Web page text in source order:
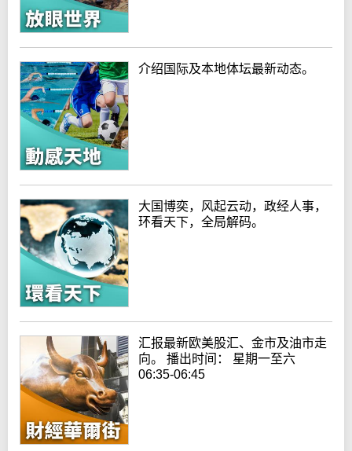
介绍国际及本地体坛最新动态。
大国博奕，风起云动，政经人事，
环看天下，全局解码。
汇报最新欧美股汇、金市及油市走
向。 播出时间： 星期一至六
06:35-06:45